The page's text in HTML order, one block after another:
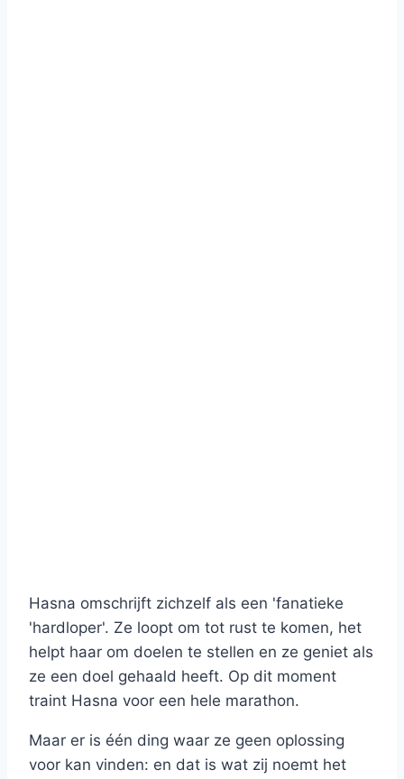
Hasna omschrijft zichzelf als een 'fanatieke
'hardloper'. Ze loopt om tot rust te komen, het
helpt haar om doelen te stellen en ze geniet als
ze een doel gehaald heeft. Op dit moment
traint Hasna voor een hele marathon.
Maar er is één ding waar ze geen oplossing
voor kan vinden: en dat is wat zij noemt het